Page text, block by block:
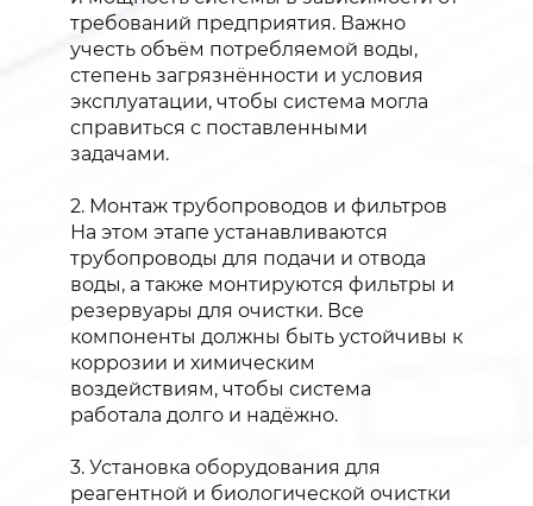
требований предприятия. Важно
учесть объём потребляемой воды,
степень загрязнённости и условия
эксплуатации, чтобы система могла
справиться с поставленными
задачами.
2. Монтаж трубопроводов и фильтров
На этом этапе устанавливаются
трубопроводы для подачи и отвода
воды, а также монтируются фильтры и
резервуары для очистки. Все
компоненты должны быть устойчивы к
коррозии и химическим
воздействиям, чтобы система
работала долго и надёжно.
3. Установка оборудования для
реагентной и биологической очистки